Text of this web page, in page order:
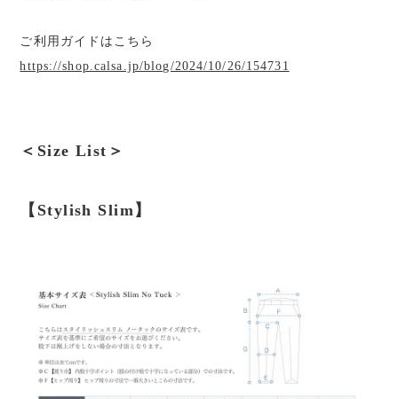
ご利用ガイドはこちら
https://shop.calsa.jp/blog/2024/10/26/154731
＜Size List＞
【Stylish Slim】